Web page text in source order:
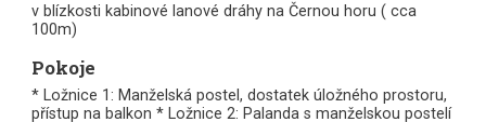
v blízkosti kabinové lanové dráhy na Černou horu ( cca
100m)
Pokoje
* Ložnice 1: Manželská postel, dostatek úložného prostoru,
přístup na balkon * Ložnice 2: Palanda s manželskou postelí